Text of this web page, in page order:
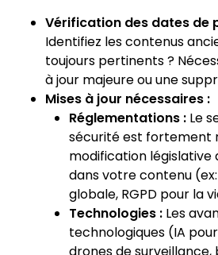
Vérification des dates de
Identifiez les contenus
toujours pertinents ?
à jour majeure ou une
Mises à jour nécessaires :
Réglementations :Le
sécurité est fortement
modification
dans votre contenu
globale, RGPD pour la
Technologies :Les
technologiques (IA